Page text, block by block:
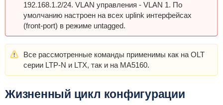
192.168.1.2/24. VLAN управления - VLAN 1. По
умолчанию настроен на всех uplink интерфейсах
(front-port) в режиме untagged.
Все рассмотренные команды применимы как на OLT
серии LTP-N и LTX, так и на MA5160.
Жизненный цикл конфигурации